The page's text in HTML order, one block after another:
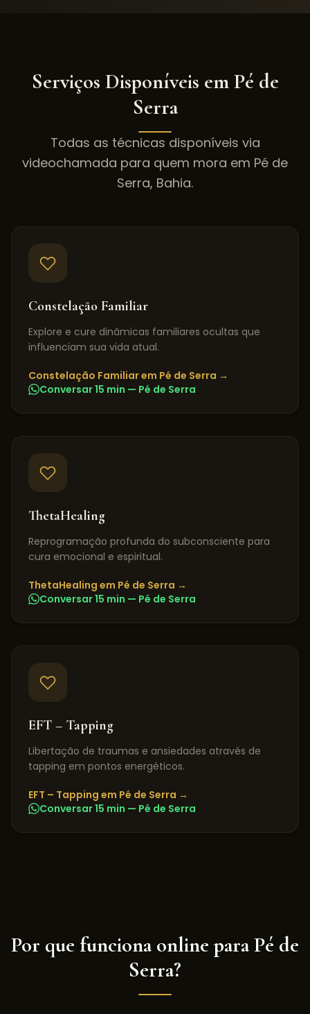
Serviços Disponíveis emPé de
Serra
Todas as técnicas disponíveis via
videochamada para quem mora em Pé de
Serra, Bahia.
Constelação Familiar
Explore e cure dinâmicas familiares ocultas que
influenciam sua vida atual.
Constelação Familiarem Pé de Serra →
Conversar 15 min — Pé de Serra
ThetaHealing
Reprogramação profunda do subconsciente para
cura emocional e espiritual.
ThetaHealing em Pé de Serra →
Conversar 15 min — Pé de Serra
EFT – Tapping
Libertação de traumas e ansiedades através de
tapping em pontos energéticos.
EFT – Tapping em Pé de Serra →
Conversar 15 min — Pé de Serra
Por que funciona online paraPé de
Serra?